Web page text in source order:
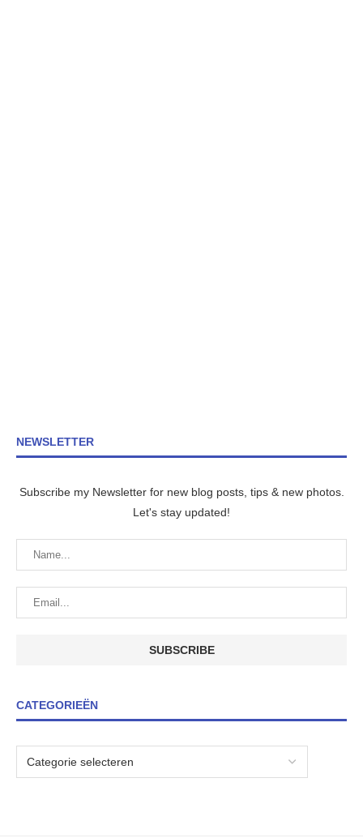
NEWSLETTER
Subscribe my Newsletter for new blog posts, tips & new photos.
Let's stay updated!
CATEGORIEËN